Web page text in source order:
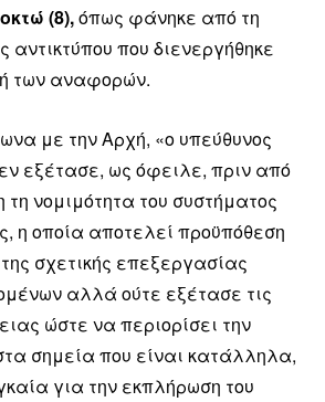
(8),όπως φάνηκε από τη
αντικτύπου που διενεργήθηκε
των αναφορών.
με την Αρχή, «ο υπεύθυνος
εξέτασε, ως όφειλε, πριν από
νομιμότητα του συστήματος
η οποία αποτελεί προϋπόθεση
σχετικής επεξεργασίας
αλλά ούτε εξέτασε τις
ώστε να περιορίσει την
σημεία που είναι κατάλληλα,
για την εκπλήρωση του